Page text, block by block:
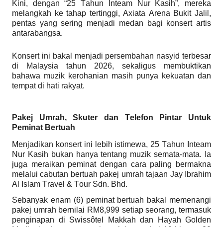
Kini, dengan “25 Tahun Inteam Nur Kasih”, mereka
melangkah ke tahap tertinggi, Axiata Arena Bukit Jalil,
pentas yang sering menjadi medan bagi konsert artis
antarabangsa.
Konsert ini bakal menjadi persembahan nasyid terbesar
di Malaysia tahun 2026, sekaligus membuktikan
bahawa muzik kerohanian masih punya kekuatan dan
tempat di hati rakyat.
Pakej Umrah, Skuter dan Telefon Pintar Untuk
Peminat Bertuah
Menjadikan konsert ini lebih istimewa, 25 Tahun Inteam
Nur Kasih bukan hanya tentang muzik semata-mata. Ia
juga meraikan peminat dengan cara paling bermakna
melalui cabutan bertuah pakej umrah tajaan Jay Ibrahim
Al Islam Travel & Tour Sdn. Bhd.
Sebanyak enam (6) peminat bertuah bakal memenangi
pakej umrah bernilai RM8,999 setiap seorang, termasuk
penginapan di Swissôtel Makkah dan Hayah Golden